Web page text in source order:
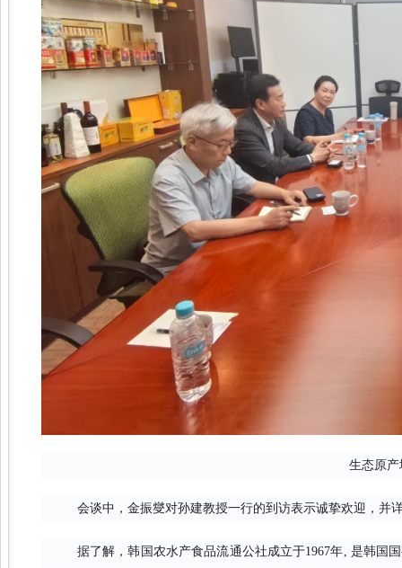
生态原
会谈中，金振燮对孙建教授一行的到访表示诚挚欢迎，并
据了解，韩国农水产食品流通公社成立于1967年, 是韩国